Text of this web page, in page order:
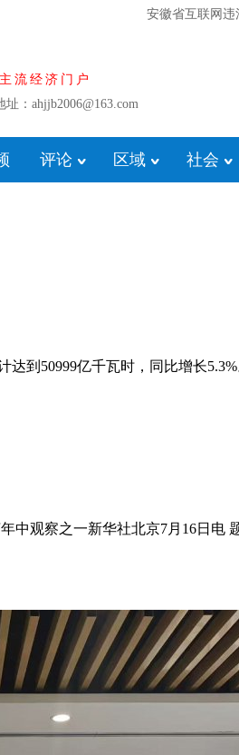
安徽省互联网
流经济门户
址：ahjjb2006@163.com
评论 区域 社会
到50999亿千瓦时，同比增长
中观察之一新华社北京7月16日